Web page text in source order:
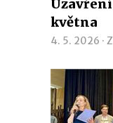
května
4. 5. 2026 ·